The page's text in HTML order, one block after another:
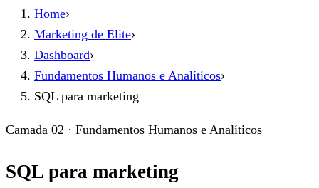
Home›
Marketing de Elite›
Dashboard›
Fundamentos Humanos e Analíticos›
SQL para marketing
Camada 02 · Fundamentos Humanos e Analíticos
SQL para marketing